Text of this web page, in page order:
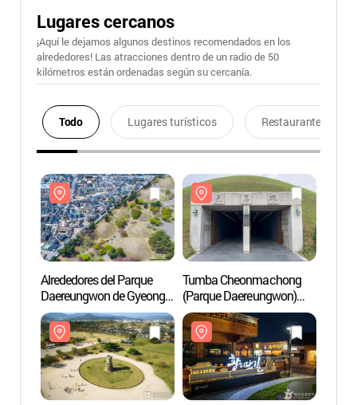
Lugares cercanos
¡Aquí le dejamos algunos destinos recomendados en los
alrededores! Las atracciones dentro de un radio de 50
kilómetros están ordenadas según su cercanía.
Todo Lugares turísticos Restaurantes
Alrededores del Parque
Daereungwon de Gyeongju
(경주 대릉원 일원)
Tumba Cheonmachong
(Parque Daereungwon)
(천마총(대릉원))